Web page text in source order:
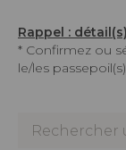
Rappel :
* Confirmez ou
le/les passepoil(s)